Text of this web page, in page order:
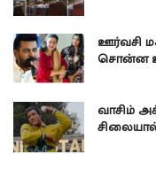
ஊர்வசி
சொன்ன
வாசிம்
சிலையால்